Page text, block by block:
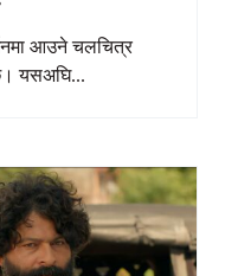
आउने चलचित्र
यसअघि...